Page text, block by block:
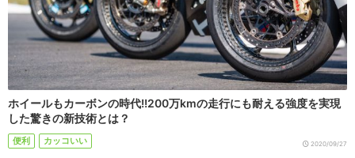
ホイールもカーボンの時代!!200万kmの走行にも耐える強度を実現
した驚きの新技術とは？
便利 カッコいい 2020/09/27